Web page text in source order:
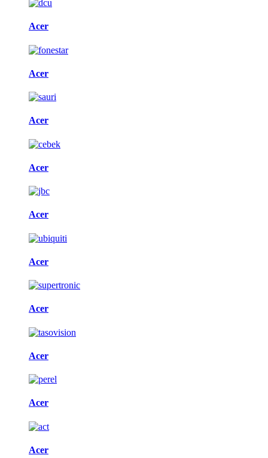
Acer
Acer
Acer
Acer
Acer
Acer
Acer
Acer
Acer
Acer